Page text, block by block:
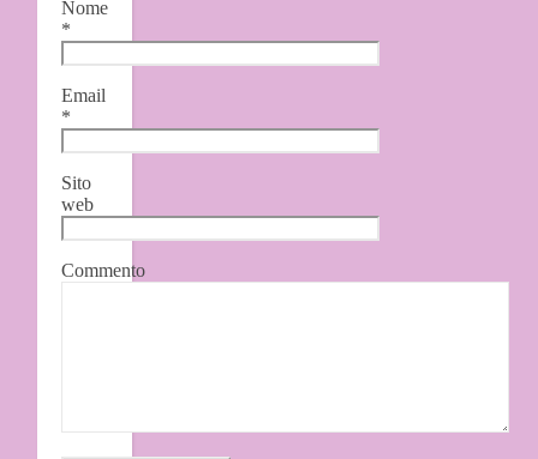
Nome
*
Email
*
Sito
web
Commento